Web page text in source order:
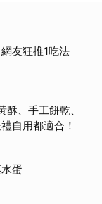
友狂推1吃法
、手工餅乾、
自用都適合！
蛋